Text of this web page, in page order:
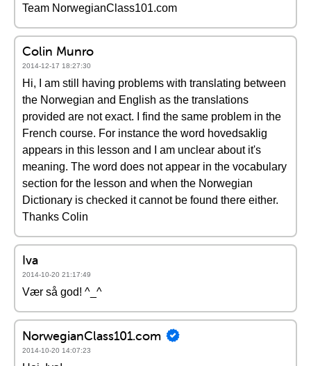
Team NorwegianClass101.com
Colin Munro
2014-12-17 18:27:30
Hi, I am still having problems with translating between
the Norwegian and English as the translations
provided are not exact. I find the same problem in the
French course. For instance the word hovedsaklig
appears in this lesson and I am unclear about it's
meaning. The word does not appear in the vocabulary
section for the lesson and when the Norwegian
Dictionary is checked it cannot be found there either.
Thanks Colin
Iva
2014-10-20 21:17:49
Vær så god! ^_^
NorwegianClass101.com
2014-10-20 14:07:23